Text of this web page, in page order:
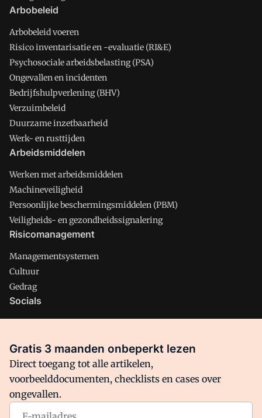
Arbobeleid
Arbobeleid voeren
Risico inventarisatie en -evaluatie (RI&E)
Psychosociale arbeidsbelasting (PSA)
Ongevallen en incidenten
Bedrijfshulpverlening (BHV)
Verzuimbeleid
Duurzame inzetbaarheid
Werk- en rusttijden
Arbeidsmiddelen
Werken met arbeidsmiddelen
Machineveiligheid
Persoonlijke beschermingsmiddelen (PBM)
Veiligheids- en gezondheidssignalering
Risicomanagement
Managementsystemen
Cultuur
Gedrag
Socials
Facebook
Arbo is onderdeel van VMN media. Lees inons manifestwaar
Gratis 3 maanden onbeperkt lezen
Direct toegang tot alle artikelen,
voorbeelddocumenten, checklists en cases over
ongevallen.